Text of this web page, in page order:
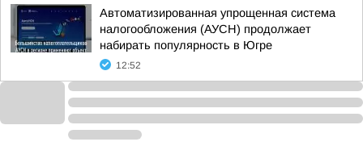
Автоматизированная упрощенная система
налогообложения (АУСН) продолжает
набирать популярность в Югре
12:52